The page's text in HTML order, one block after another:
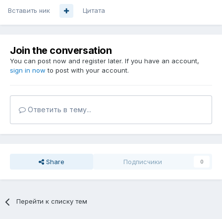
Вставить ник Цитата
Join the conversation
You can post now and register later. If you have an account,
sign in now to post with your account.
Ответить в тему...
Share Подписчики 0
Перейти к списку тем